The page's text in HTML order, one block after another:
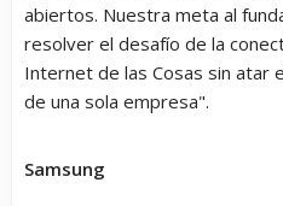
abiertos. Nuestra meta al
resolver el desafío de la
Internet de las Cosas sin atar
de una sola empresa".
Samsung